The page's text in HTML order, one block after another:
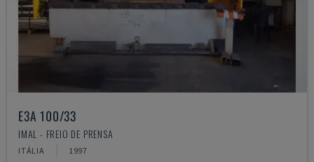
E3A 100/33
IMAL - FREIO DE PRENSA
ITÁLIA 1997